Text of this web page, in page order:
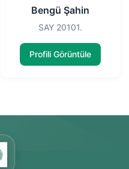
Bengü Şahin
SAY 20101.
Profili Görüntüle